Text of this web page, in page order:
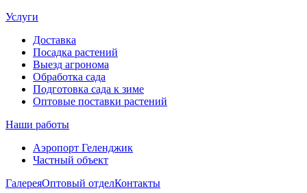
Услуги
Доставка
Посадка растений
Выезд агронома
Обработка сада
Подготовка сада к зиме
Оптовые поставки растений
Наши работы
Аэропорт Геленджик
Частный объект
ГалереяОптовый отделКонтакты